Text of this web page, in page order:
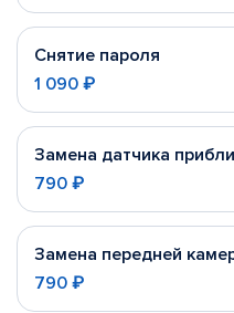
Снятие пароля
1 090 ₽
Замена датчика
790 ₽
Замена передней
790 ₽